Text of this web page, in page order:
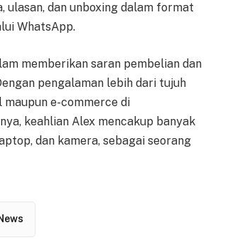
ulasan, dan unboxing dalam format
WhatsApp.
memberikan saran pembelian dan
pengalaman lebih dari tujuh
e-commerce di
keahlian Alex mencakup banyak
dan kamera, sebagai seorang